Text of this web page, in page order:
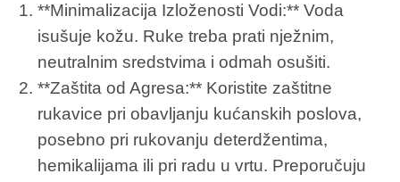
**Minimalizacija Izloženosti Vodi:** Voda
isušuje kožu. Ruke treba prati nježnim,
neutralnim sredstvima i odmah osušiti.
**Zaštita od Agresa:** Koristite zaštitne
rukavice pri obavljanju kućanskih poslova,
posebno pri rukovanju deterdžentima,
hemikalijama ili pri radu u vrtu. Preporučuju